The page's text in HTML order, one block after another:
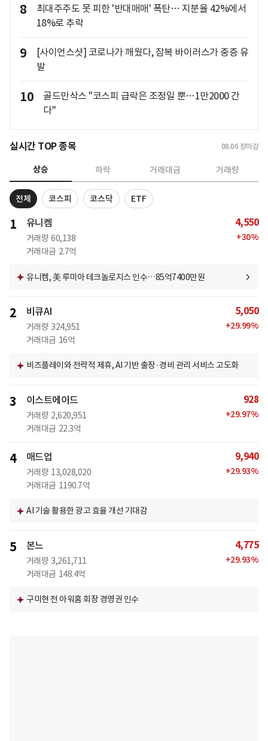
8
최대주주도 못 피한 '반대매매' 폭탄… 지분율 42%에서
18%로 추락
9
[사이언스샷] 코로나가 깨웠다, 잠복 바이러스가 중증 유
발
10
골드만삭스 "코스피 급락은 조정일 뿐…1만2000 간
다"
실시간 TOP 종목 08.06 장마감
상승 하락 거래대금 거래량
전체 코스피 코스닥 ETF
1 유니켐
거래량 60,138
거래대금 2.7억
4,550
+30%
유니켐, 美 루미아 테크놀로지스 인수…85억7400만원
2 비큐AI
거래량 324,951
거래대금 16억
5,050
+29.99%
비즈플레이와 전략적 제휴, AI 기반 출장·경비 관리 서비스 고도화
3 이스트에이드
거래량 2,620,951
거래대금 22.3억
928
+29.97%
4 매드업
거래량 13,028,020
거래대금 1190.7억
9,940
+29.93%
AI 기술 활용한 광고 효율 개선 기대감
5 본느
거래량 3,261,711
거래대금 148.4억
4,775
+29.93%
구미현 전 아워홈 회장 경영권 인수